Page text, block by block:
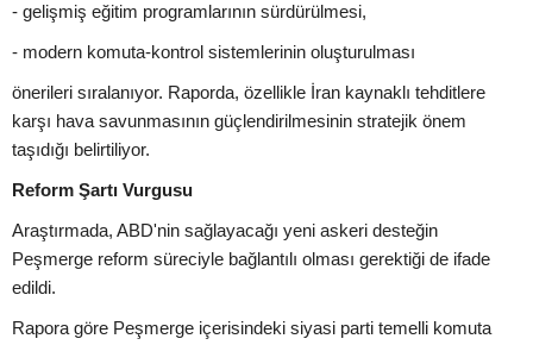
- gelişmiş eğitim programlarının sürdürülmesi,
- modern komuta-kontrol sistemlerinin oluşturulması
önerileri sıralanıyor. Raporda, özellikle İran kaynaklı tehditlere
karşı hava savunmasının güçlendirilmesinin stratejik önem
taşıdığı belirtiliyor.
Reform Şartı Vurgusu
Araştırmada, ABD'nin sağlayacağı yeni askeri desteğin
Peşmerge reform süreciyle bağlantılı olması gerektiği de ifade
edildi.
Rapora göre Peşmerge içerisindeki siyasi parti temelli komuta